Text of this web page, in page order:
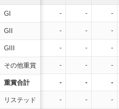
GI
GII
GIII
その他重賞
重賞合計
リステッド
- - -
- - -
- - -
- - -
- - -
- - -